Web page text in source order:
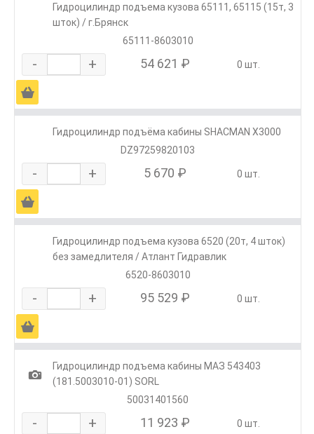
Гидроцилиндр подъема кузова 65111, 65115 (15т, 3
шток) / г.Брянск
65111-8603010
- + 54 621 ₽ 0 шт.
Ä
Гидроцилиндр подъёма кабины SHACMAN X3000
DZ97259820103
- + 5 670 ₽ 0 шт.
Ä
Гидроцилиндр подъема кузова 6520 (20т, 4 шток)
без замедлителя / Атлант Гидравлик
6520-8603010
- + 95 529 ₽ 0 шт.
Ä
1
Гидроцилиндр подъема кабины МАЗ 543403
(181.5003010-01) SORL
50031401560
- + 11 923 ₽ 0 шт.